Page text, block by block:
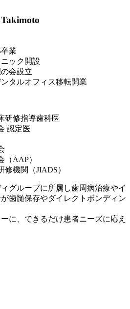
業
ック開設
会設立
タルオフィス移転開業
研修指導歯科医
認定医
（AAP）
修機関（JIADS）
グループに所属し歯周病治療やイ
歯髄保存やダイレクトボンディン
に、できるだけ患者ニーズに応え